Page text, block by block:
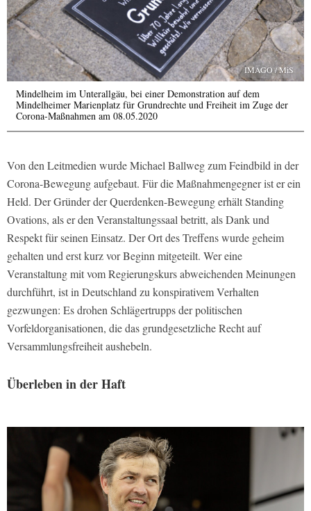
IMAGO / MiS
Mindelheim im Unterallgäu, bei einer Demonstration auf dem
Mindelheimer Marienplatz für Grundrechte und Freiheit im Zuge der
Corona-Maßnahmen am 08.05.2020
Von den Leitmedien wurde Michael Ballweg zum Feindbild in der
Corona-Bewegung aufgebaut. Für die Maßnahmengegner ist er ein
Held. Der Gründer der Querdenken-Bewegung erhält Standing
Ovations, als er den Veranstaltungssaal betritt, als Dank und
Respekt für seinen Einsatz. Der Ort des Treffens wurde geheim
gehalten und erst kurz vor Beginn mitgeteilt. Wer eine
Veranstaltung mit vom Regierungskurs abweichenden Meinungen
durchführt, ist in Deutschland zu konspirativem Verhalten
gezwungen: Es drohen Schlägertrupps der politischen
Vorfeldorganisationen, die das grundgesetzliche Recht auf
Versammlungsfreiheit aushebeln.
Überleben in der Haft